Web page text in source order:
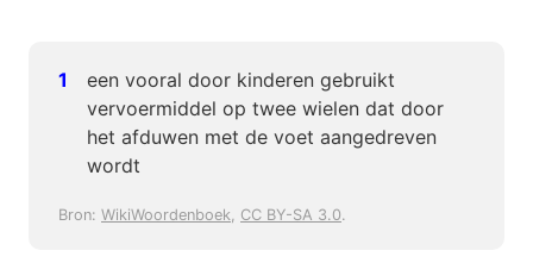
een vooral door kinderen gebruikt
vervoermiddel op twee wielen dat door
het afduwen met de voet aangedreven
wordt
Bron: WikiWoordenboek, CC BY-SA 3.0.